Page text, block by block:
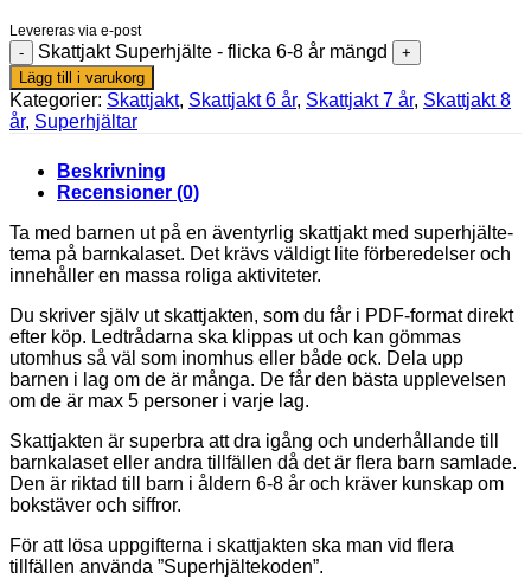
Levereras via e-post
Skattjakt Superhjälte - flicka 6-8 år mängd
Lägg till i varukorg
Kategorier: Skattjakt, Skattjakt 6 år, Skattjakt 7 år, Skattjakt 8
år, Superhjältar
Beskrivning
Recensioner (0)
Ta med barnen ut på en äventyrlig skattjakt med superhjälte-
tema på barnkalaset. Det krävs väldigt lite förberedelser och
innehåller en massa roliga aktiviteter.
Du skriver själv ut skattjakten, som du får i PDF-format direkt
efter köp. Ledtrådarna ska klippas ut och kan gömmas
utomhus så väl som inomhus eller både ock. Dela upp
barnen i lag om de är många. De får den bästa upplevelsen
om de är max 5 personer i varje lag.
Skattjakten är superbra att dra igång och underhållande till
barnkalaset eller andra tillfällen då det är flera barn samlade.
Den är riktad till barn i åldern 6-8 år och kräver kunskap om
bokstäver och siffror.
För att lösa uppgifterna i skattjakten ska man vid flera
tillfällen använda ”Superhjältekoden”.